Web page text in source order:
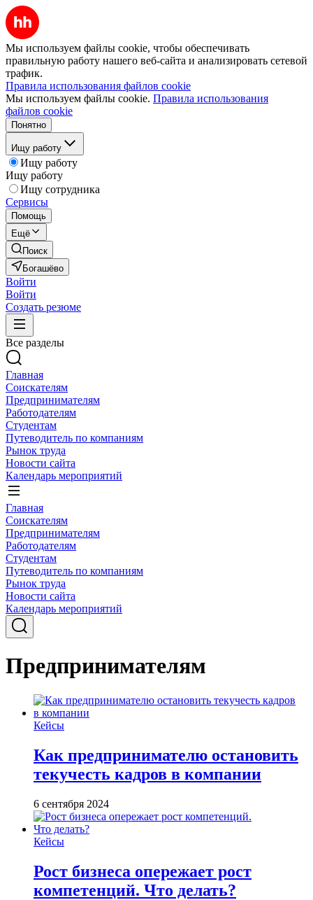
Мы используем файлы cookie, чтобы обеспечивать
правильную работу нашего веб-сайта и анализировать сетевой
трафик.
Правила использования файлов cookie
Мы используем файлы cookie. Правила использования
файлов cookie
Понятно
Ищу работу
Ищу работу
Ищу работу
Ищу сотрудника
Сервисы
Помощь
Ещё
Поиск
Богашёво
Войти
Войти
Создать резюме
Все разделы
Главная
Соискателям
Предпринимателям
Работодателям
Студентам
Путеводитель по компаниям
Рынок труда
Новости сайта
Календарь мероприятий
Главная
Соискателям
Предпринимателям
Работодателям
Студентам
Путеводитель по компаниям
Рынок труда
Новости сайта
Календарь мероприятий
Предпринимателям
Кейсы
Как предпринимателю остановить
текучесть кадров в компании
6 сентября 2024
Кейсы
Рост бизнеса опережает рост
компетенций. Что делать?